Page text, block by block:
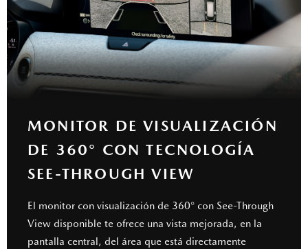
El monitor con visualización de 360° con See-Through
View disponible te ofrece una vista mejorada, en la
pantalla central, del área que está directamente
MONITOR DE VISUALIZACIÓN
DE 360° CON TECNOLOGÍA
SEE-THROUGH VIEW